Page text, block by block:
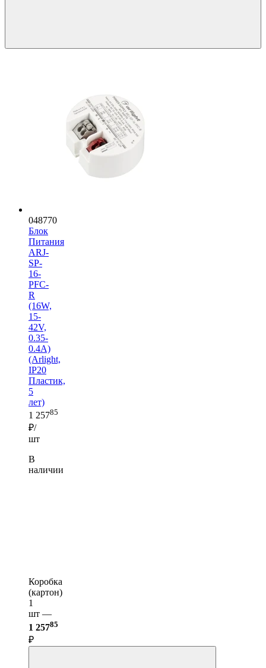
048770
Блок
Питания
ARJ-
SP-
16-
PFC-
R
(16W,
15-
42V,
0.35-
0.4A)
(Arlight,
IP20
Пластик,
5
лет)
1 25785
₽/
шт
В
наличии
Коробка
(картон)
1
шт —
1 25785
₽